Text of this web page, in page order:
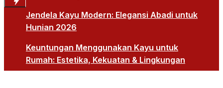
Jendela Kayu Modern: Elegansi Abadi untuk
Hunian 2026
Keuntungan Menggunakan Kayu untuk
Rumah: Estetika, Kekuatan & Lingkungan